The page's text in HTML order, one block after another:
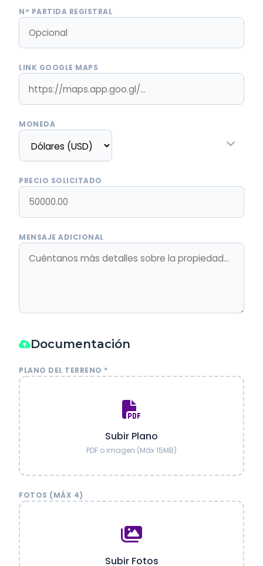
N° PARTIDA REGISTRAL
LINK GOOGLE MAPS
MONEDA
PRECIO SOLICITADO
MENSAJE ADICIONAL
Documentación
PLANO DEL TERRENO *
Subir Plano
PDF o Imagen (Máx 15MB)
FOTOS (MÁX 4)
Subir Fotos